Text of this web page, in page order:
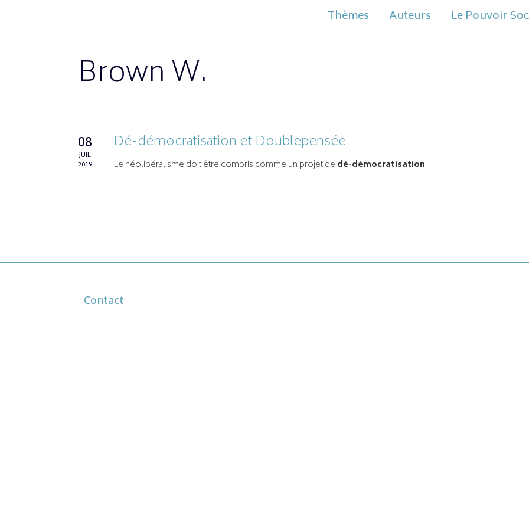
Thèmes Auteurs Le Pouvoir
Brown W.
08
JUIL
2019
Dé-démocratisation et Doublepensée
Le néolibéralisme doit être compris comme un projet de dé-démocratisation.
Contact